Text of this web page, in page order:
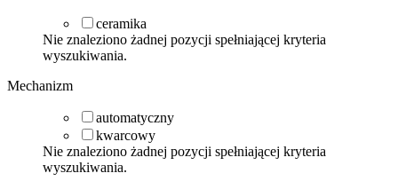
ceramika
Nie znaleziono żadnej pozycji spełniającej kryteria
wyszukiwania.
Mechanizm
automatyczny
kwarcowy
Nie znaleziono żadnej pozycji spełniającej kryteria
wyszukiwania.